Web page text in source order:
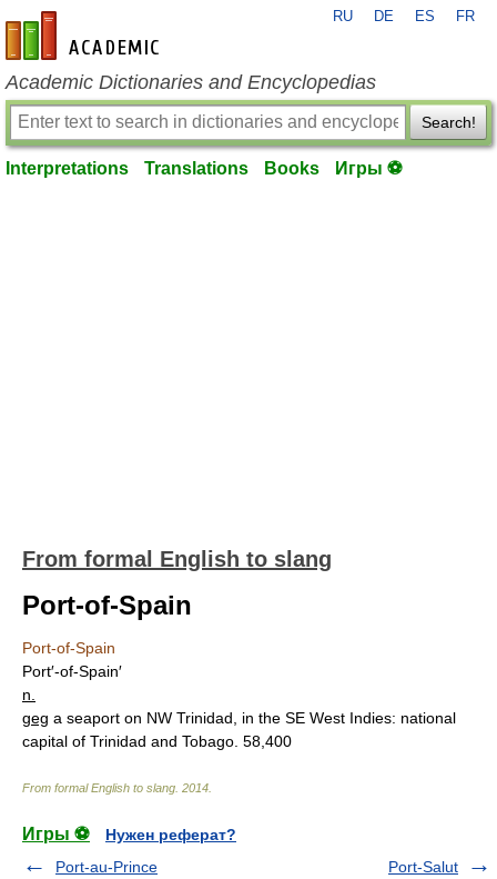
en-academic.com
RU DE ES FR
Academic Dictionaries and Encyclopedias
Search!
Interpretations Translations Books Игры ⚽
From formal English to slang
Port-of-Spain
Port-of-Spain
Port′-of-Spain′
n.
geg a seaport on NW Trinidad, in the SE West Indies: national
capital of Trinidad and Tobago. 58,400
From formal English to slang 2014
Игры ⚽
Нужен реферат?
Port-au-Prince
Port-Salut